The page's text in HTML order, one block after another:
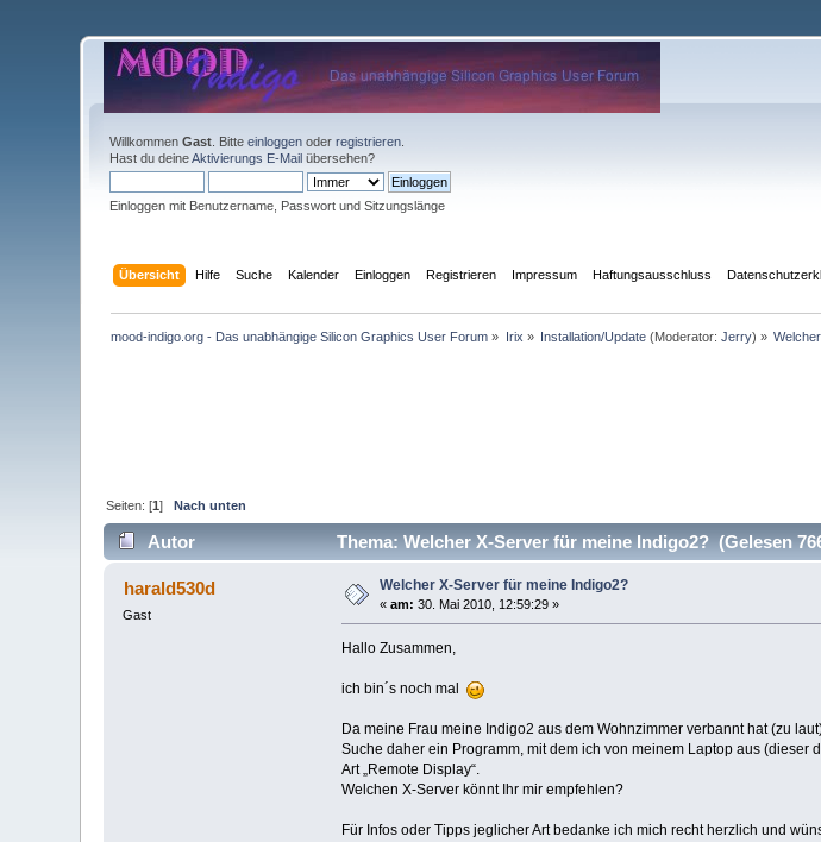
WillkommenGast . Bitteeinloggen oderregistrieren
Hast du deineAktivierungs E-Mail übersehen?
Einloggen mit Benutzername, Passwort und Sitzungslänge
Übersicht Hilfe Suche Kalender Einloggen Registrieren Impressum Haftungsausschluss
mood-indigo.org - Das unabhängige Silicon Graphics User Forum » Irix » Installation/Update (Moderator:Jerry) »
Seiten: [1]Nach unten
Autor Thema: Welcher X-Server für meine Indigo2? (Gelesen
harald530d
Gast
Welcher X-Server für meine Indigo2?
«am: 30. Mai 2010, 12:59:29 »
Hallo Zusammen,
ich bin´s noch mal
Da meine Frau meine Indigo2 aus dem Wohnzimmer verbannt hat (zu
Suche daher ein Programm, mit dem ich von meinem Laptop aus
Art „Remote Display“.
Welchen X-Server könnt Ihr mir empfehlen?
Für Infos oder Tipps jeglicher Art bedanke ich mich recht herzlich und